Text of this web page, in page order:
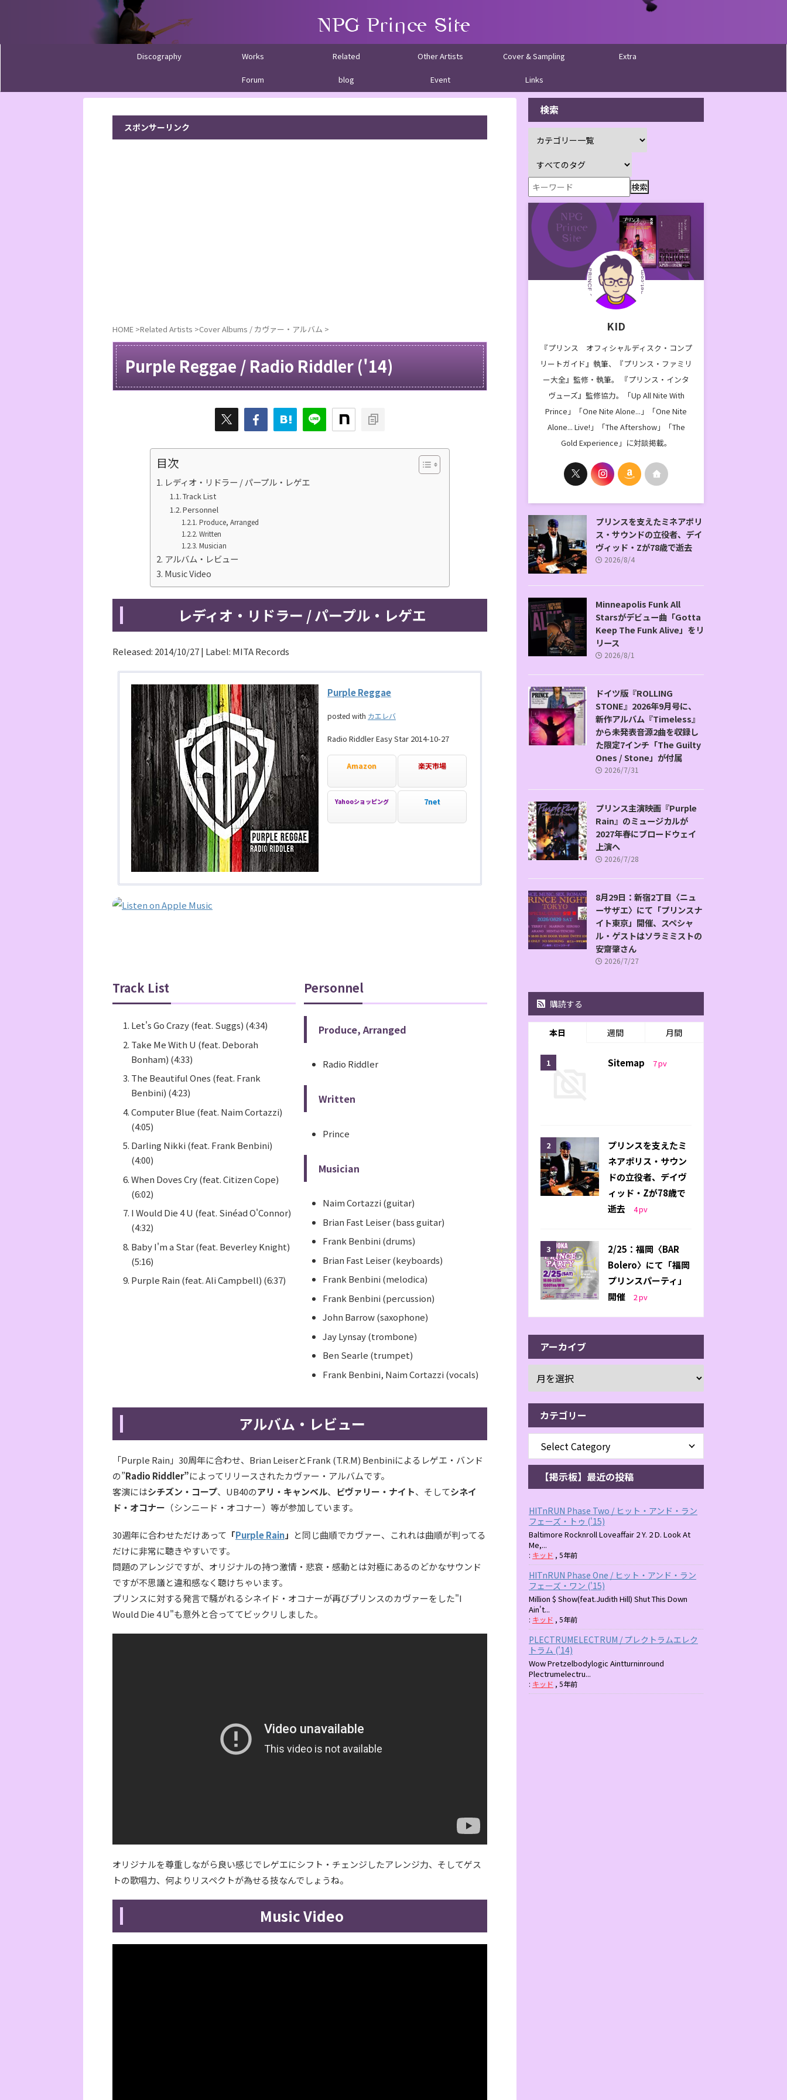
Discography Works Related Other Artists Cover & Sampling Extra
Forum blog Event Links
スポンサーリンク
HOME >Related Artists >Cover Albums / カヴァー・アルバム >
Purple Reggae / Radio Riddler ('14)
目次
レディオ・リドラー / パープル・レゲエ
Track List
Personnel
Produce, Arranged
Written
Musician
アルバム・レビュー
Music Video
レディオ・リドラー / パープル・レゲエ
Released: 2014/10/27 | Label: MITA Records
Purple Reggae
posted with カエレバ
Radio Riddler Easy Star 2014-10-27
Amazon 楽天市場
Yahooショッピング 7net
Track List
Let's Go Crazy (feat. Suggs) (4:34)
Take Me With U (feat. Deborah
Bonham) (4:33)
The Beautiful Ones (feat. Frank
Benbini) (4:23)
Computer Blue (feat. Naim Cortazzi)
(4:05)
Darling Nikki (feat. Frank Benbini)
(4:00)
When Doves Cry (feat. Citizen Cope)
(6:02)
I Would Die 4 U (feat. Sinéad O'Connor)
(4:32)
Baby I'm a Star (feat. Beverley Knight)
(5:16)
Purple Rain (feat. Ali Campbell) (6:37)
Personnel
Produce, Arranged
Radio Riddler
Written
Prince
Musician
Naim Cortazzi (guitar)
Brian Fast Leiser (bass guitar)
Frank Benbini (drums)
Brian Fast Leiser (keyboards)
Frank Benbini (melodica)
Frank Benbini (percussion)
John Barrow (saxophone)
Jay Lynsay (trombone)
Ben Searle (trumpet)
Frank Benbini, Naim Cortazzi (vocals)
アルバム・レビュー
「Purple Rain」30周年に合わせ、Brian LeiserとFrank (T.R.M) Benbiniによるレゲエ・バンド
の”Radio Riddler”によってリリースされたカヴァー・アルバムです。
客演にはシチズン・コープ、UB40のアリ・キャンベル、 ビヴァリー・ナイト、そしてシネイ
ド・オコナー （シンニード・オコナー）等が参加しています。
30週年に合わせただけあって 「Purple Rain」 と同じ曲順でカヴァー、これれは曲順が判ってる
だけに非常に聴きやすいです。
問題のアレンジですが、オリジナルの持つ激情・悲哀・感動とは対極にあるのどかなサウンド
ですが不思議と違和感なく聴けちゃいます。
プリンスに対する発言で騒がれるシネイド・オコナーが再びプリンスのカヴァーをした"I
Would Die 4 U"も意外と合っててビックリしました。
オリジナルを尊重しながら良い感じでレゲエにシフト・チェンジしたアレンジ力、そしてゲス
トの歌唱力、何よりリスペクトが為せる技なんでしょうね。
Music Video
検索
KID
『プリンス オフィシャルディスク・コンプ
リートガイド』執筆、『プリンス・ファミリ
ー大全』監修・執筆。 『プリンス・インタ
ヴューズ』監修協力。「Up All Nite With
Prince」「One Nite Alone...」「One Nite
Alone... Live!」「The Aftershow」「The
Gold Experience」に対談掲載。
プリンスを支えたミネアポリ
ス・サウンドの立役者、デイ
ヴィッド・Zが78歳で逝去
2026/8/4
Minneapolis Funk All
Starsがデビュー曲「Gotta
Keep The Funk Alive」をリ
リース
2026/8/1
ドイツ版『ROLLING
STONE』2026年9月号に、
新作アルバム『Timeless』
から未発表音源2曲を収録し
た限定7インチ「The Guilty
Ones / Stone」が付属
2026/7/31
プリンス主演映画『Purple
Rain』のミュージカルが
2027年春にブロードウェイ
上演へ
2026/7/28
8月29日：新宿2丁目〈ニュ
ーサザエ〉にて「プリンスナ
イト東京」開催、スペシャ
ル・ゲストはソラミミストの
安齋肇さん
2026/7/27
購読する
本日 週間 月間
Sitemap 7pv
プリンスを支えたミ
ネアポリス・サウン
ドの立役者、デイヴ
ィッド・Zが78歳で
逝去
4pv
2/25：福岡〈BAR
Bolero〉にて「福岡
プリンスパーティ」
開催
2pv
アーカイブ
カテゴリー
【掲示板】最近の投稿
HITnRUN Phase Two / ヒット・アンド・ラン
フェーズ・トゥ ('15)
Baltimore Rocknroll Loveaffair 2 Y. 2 D. Look At
Me,...
: キッド , 5年前
HITnRUN Phase One / ヒット・アンド・ラン
フェーズ・ワン ('15)
Million $ Show(feat.Judith Hill) Shut This Down
Ain't...
: キッド , 5年前
PLECTRUMELECTRUM / プレクトラムエレク
トラム ('14)
Wow Pretzelbodylogic Aintturninround
Plectrumelectru...
: キッド , 5年前